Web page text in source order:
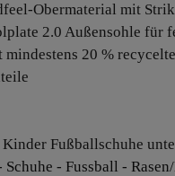
Obermaterial mit
2.0 Außensohle für
mindestens 20 %
Fußballschuhe
- Fussball -